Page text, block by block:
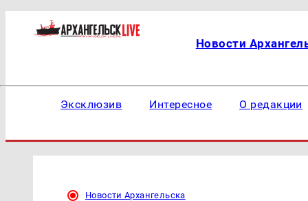
Новости
Эксклюзив Интересное О редакции
Новости Архангельска